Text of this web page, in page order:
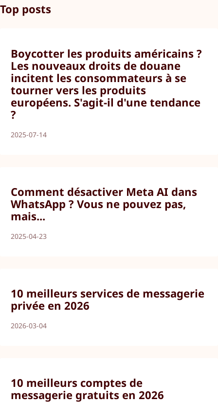
Top posts
Boycotter les produits américains ?
Les nouveaux droits de douane
incitent les consommateurs à se
tourner vers les produits
européens. S'agit-il d'une tendance
?
2025-07-14
Comment désactiver Meta AI dans
WhatsApp ? Vous ne pouvez pas,
mais...
2025-04-23
10 meilleurs services de messagerie
privée en 2026
2026-03-04
10 meilleurs comptes de
messagerie gratuits en 2026